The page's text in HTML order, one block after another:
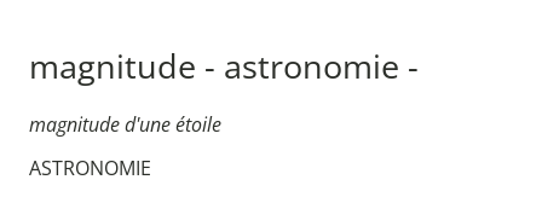
magnitude - astronomie -
magnitude d'une étoile
ASTRONOMIE